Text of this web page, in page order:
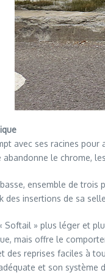
avec ses racines
le chrome,
ensemble de
insertions de sa
Softail » plus léger et
mais offre le
des reprises faciles à
et son système